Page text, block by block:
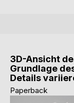
3D-Ansicht
Grundlage
Details
Paperback